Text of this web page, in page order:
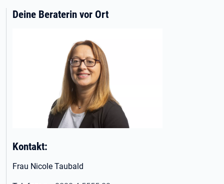
Deine Beraterin vor Ort
Kontakt:
Frau Nicole Taubald